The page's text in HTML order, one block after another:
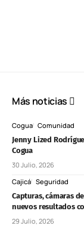
Más noticias
Cogua Comunidad
Jenny Lized
Cogua
30 Julio, 2026
Cajicá Seguridad
Capturas, cámaras
nuevos resultados
29 Julio, 2026